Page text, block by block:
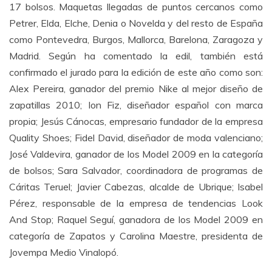
17 bolsos. Maquetas llegadas de puntos cercanos como
Petrer, Elda, Elche, Denia o Novelda y del resto de España
como Pontevedra, Burgos, Mallorca, Barelona, Zaragoza y
Madrid. Según ha comentado la edil, también está
confirmado el jurado para la edición de este año como son:
Alex Pereira, ganador del premio Nike al mejor diseño de
zapatillas 2010; Ion Fiz, diseñador español con marca
propia; Jesús Cánocas, empresario fundador de la empresa
Quality Shoes; Fidel David, diseñador de moda valenciano;
José Valdevira, ganador de los Model 2009 en la categoría
de bolsos; Sara Salvador, coordinadora de programas de
Cáritas Teruel; Javier Cabezas, alcalde de Ubrique; Isabel
Pérez, responsable de la empresa de tendencias Look
And Stop; Raquel Seguí, ganadora de los Model 2009 en
categoría de Zapatos y Carolina Maestre, presidenta de
Jovempa Medio Vinalopó.